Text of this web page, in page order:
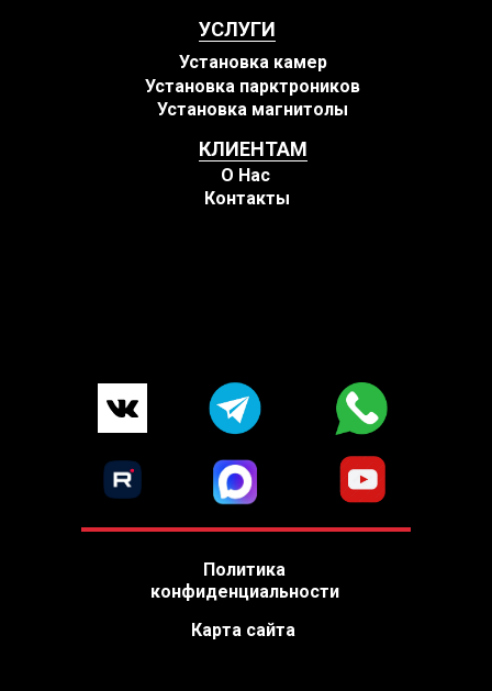
УСЛУГИ
КЛИЕНТАМ
Политика
конфиденциальности
Карта сайта
Установка камер
О Нас
Контакты
Установка магнитолы
Установка парктроников